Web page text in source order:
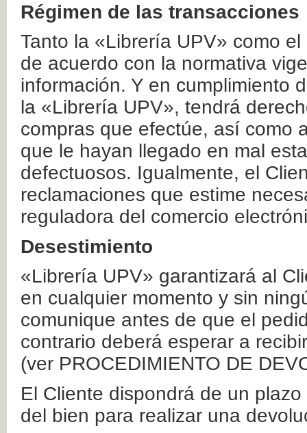
Régimen de las transacciones
Tanto la «Librería UPV» como
de acuerdo con la normativa
información. Y en cumplimiento
la «Librería UPV», tendrá
compras que efectúe, así como
que le hayan llegado en mal
defectuosos. Igualmente, el
reclamaciones que estime
reguladora del comercio
Desestimiento
«Librería UPV» garantizará al
en cualquier momento y sin
comunique antes de que el
contrario deberá esperar a
(ver PROCEDIMIENTO DE
El Cliente dispondrá de un
del bien para realizar una